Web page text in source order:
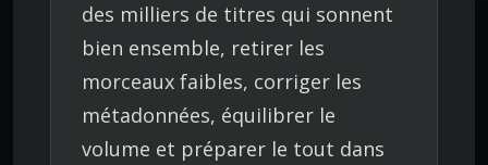
des milliers de titres qui sonnent
bien ensemble, retirer les
morceaux faibles, corriger les
métadonnées, équilibrer le
volume et préparer le tout dans